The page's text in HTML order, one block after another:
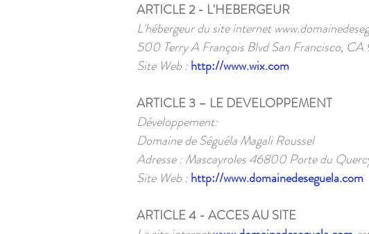
ARTICLE 2 - L'HEBERGEUR
L'hébergeur du site internet
500 Terry A François Blvd San Francisco, CA
Site Web :http://www.wix.com
ARTICLE 3 – LE DEVELOPPEMENT
Développement:
Domaine de Séguéla Magali Roussel
Adresse : Mascayroles 46800 Porte du
Site Web :http://www.domainedeseguela.com
ARTICLE 4 - ACCES AU SITE